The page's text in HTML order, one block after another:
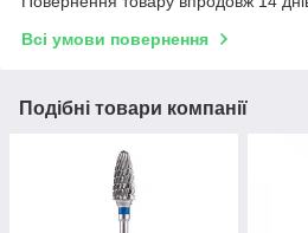
Всі умови повернення
Подібні товари компанії